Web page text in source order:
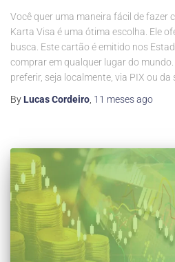
Você quer uma maneira fácil de fazer
Karta Visa é uma ótima escolha. Ele
busca. Este cartão é emitido nos
comprar em qualquer lugar do
preferir, seja localmente, via PIX ou da
By Lucas Cordeiro 11 mesesago